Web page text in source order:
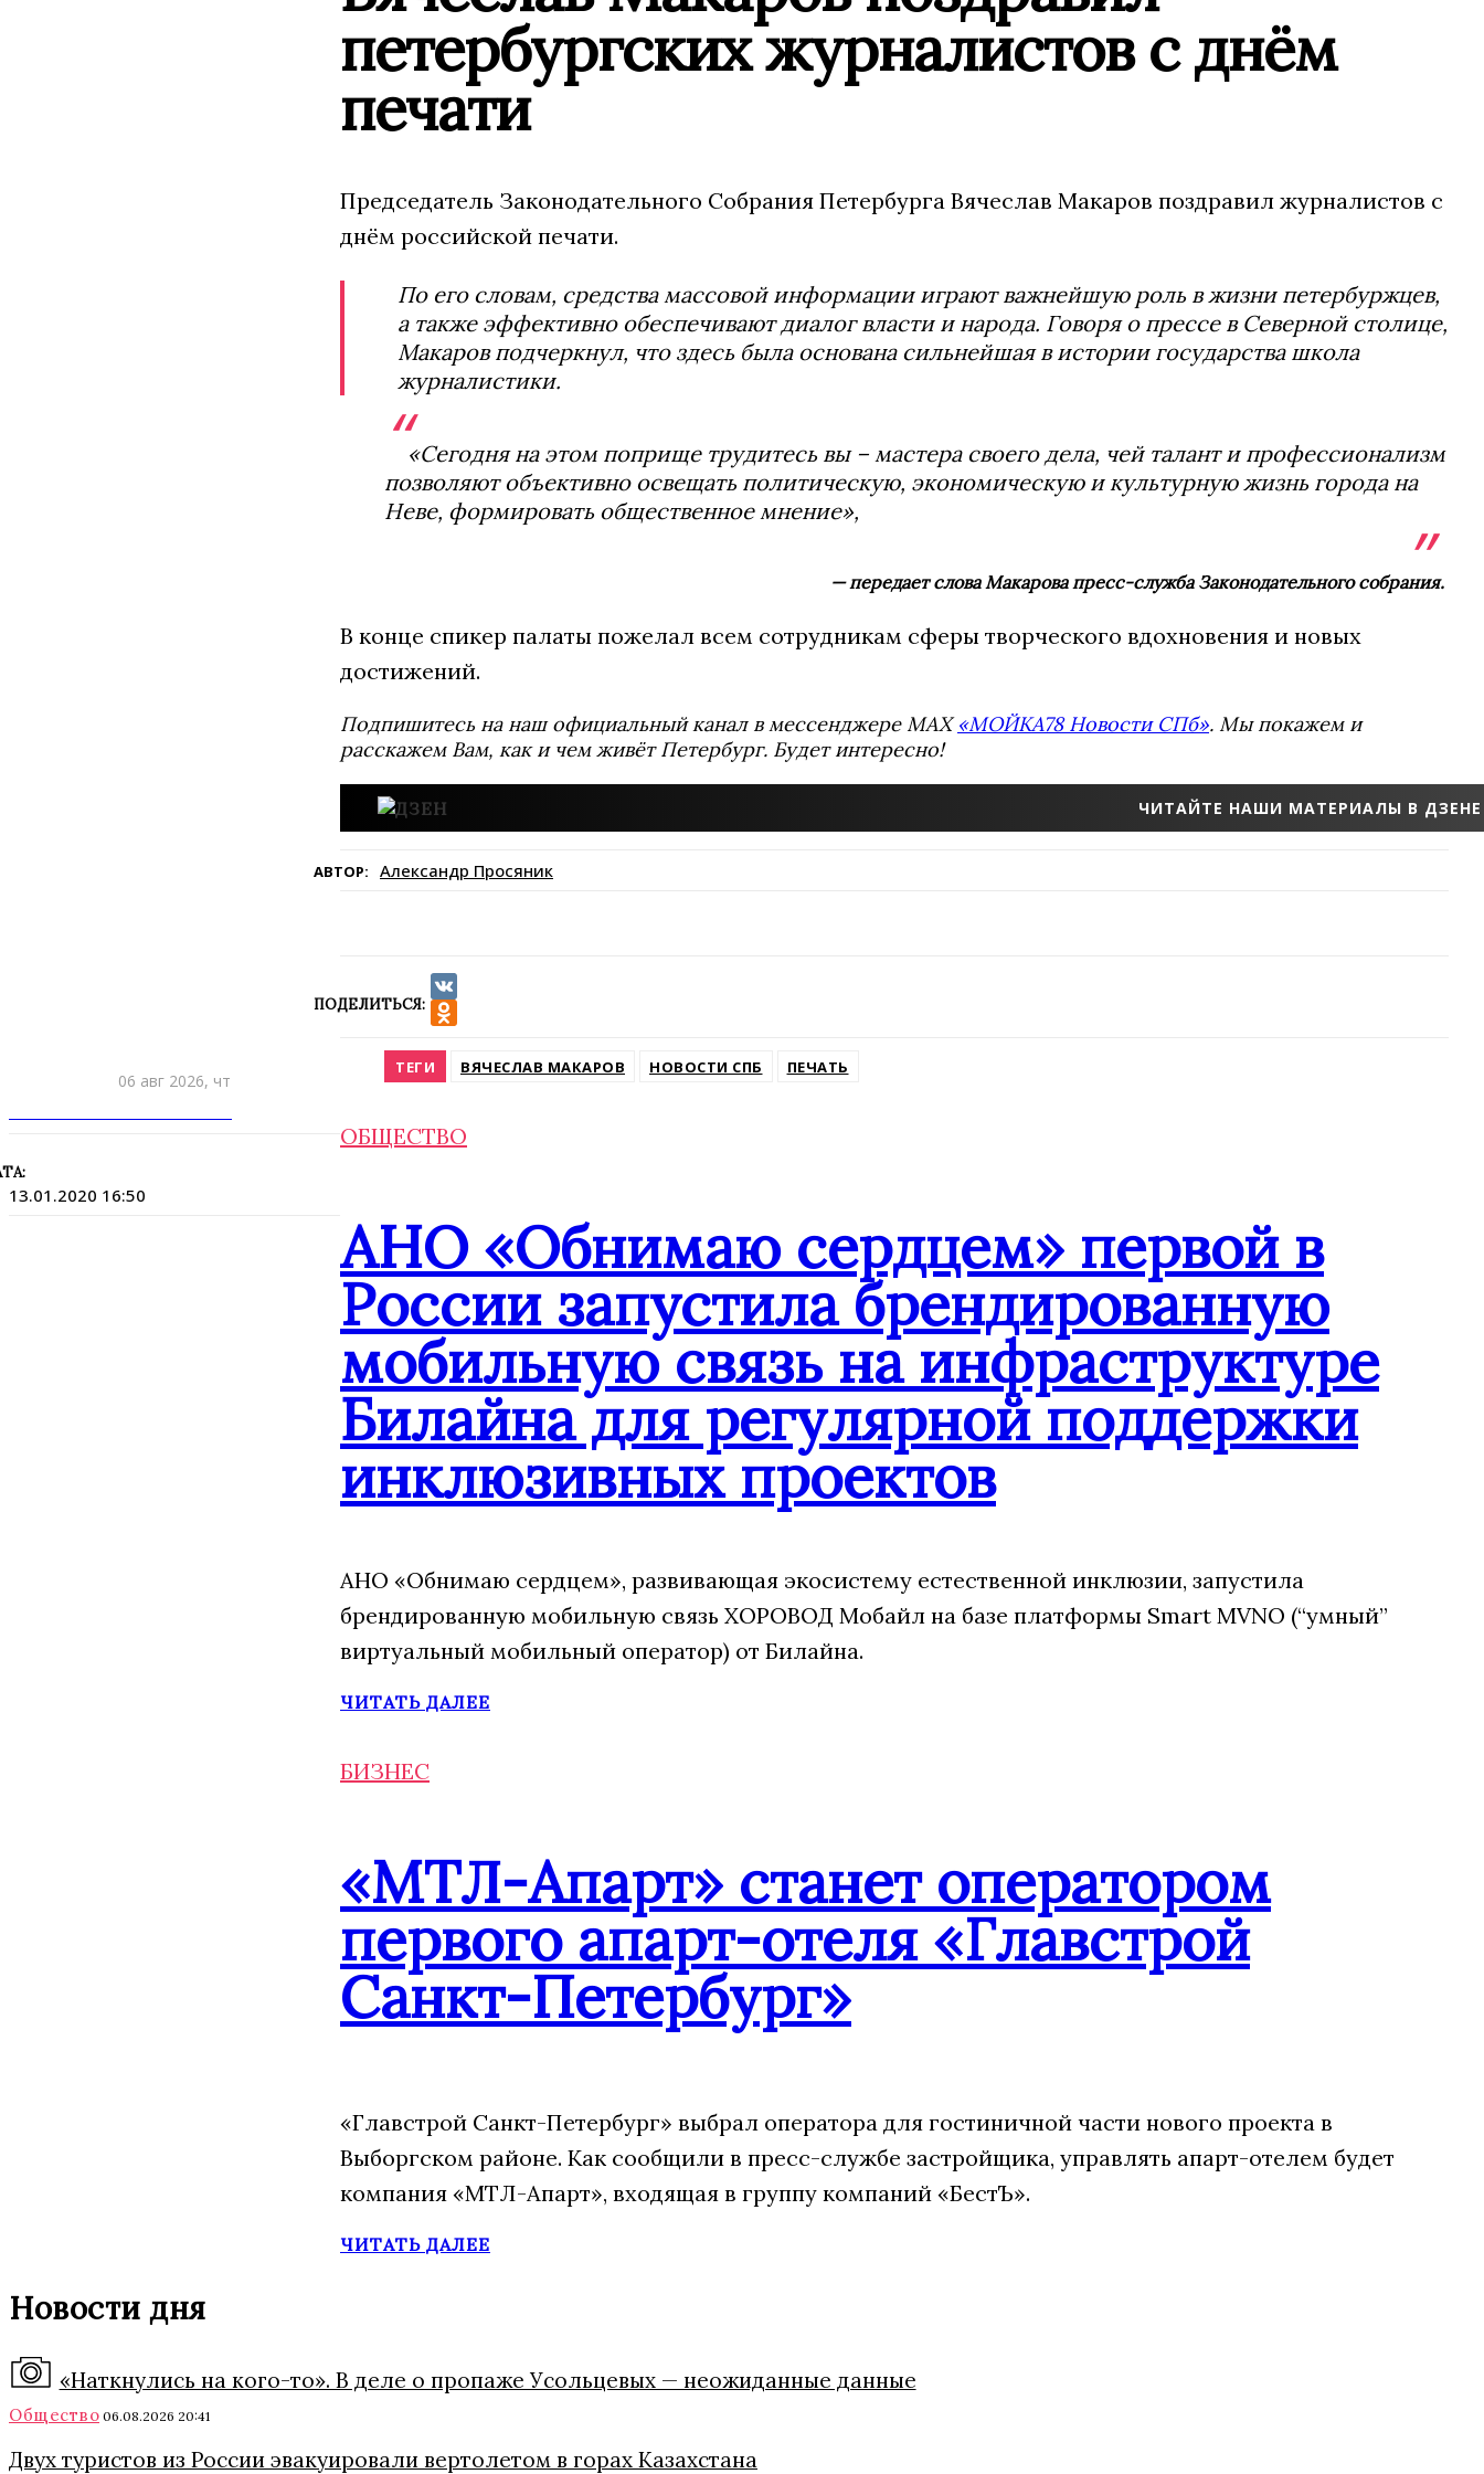
06 авг 2026, чт
13.01.2020 16:50
петербургских журналистов с днём
печати
Председатель Законодательного Собрания Петербурга Вячеслав Макаров поздравил журналистов с
днём российской печати.
По его словам, средства массовой информации играют важнейшую роль в жизни петербуржцев,
а также эффективно обеспечивают диалог власти и народа. Говоря о прессе в Северной столице,
Макаров подчеркнул, что здесь была основана сильнейшая в истории государства школа
журналистики.
«Сегодня на этом поприще трудитесь вы – мастера своего дела, чей талант и профессионализм
позволяют объективно освещать политическую, экономическую и культурную жизнь города на
Неве, формировать общественное мнение»,
— передает слова Макарова пресс-служба Законодательного собрания.
В конце спикер палаты пожелал всем сотрудникам сферы творческого вдохновения и новых
достижений.
Подпишитесь на наш официальный канал в мессенджере MAX«МОЙКА78 Новости СПб». Мы покажем и
расскажем Вам, как и чем живёт Петербург. Будет интересно!
ЧИТАЙТЕ НАШИ МАТЕРИАЛЫ В ДЗЕНЕ
АВТОР: Александр Просяник
ПОДЕЛИТЬСЯ:
VK
ТЕГИ ВЯЧЕСЛАВ МАКАРОВ НОВОСТИ СПБ ПЕЧАТЬ
ОБЩЕСТВО
АНО «Обнимаю сердцем» первой в
России запустила брендированную
мобильную связь на инфраструктуре
Билайна для регулярной поддержки
инклюзивных проектов
АНО «Обнимаю сердцем», развивающая экосистему естественной инклюзии, запустила
брендированную мобильную связь ХОРОВОД Мобайл на базе платформы Smart MVNO (“умный”
виртуальный мобильный оператор) от Билайна.
ЧИТАТЬ ДАЛЕЕ
БИЗНЕС
«МТЛ-Апарт» станет оператором
первого апарт-отеля «Главстрой
Санкт-Петербург»
«Главстрой Санкт-Петербург» выбрал оператора для гостиничной части нового проекта в
Выборгском районе. Как сообщили в пресс-службе застройщика, управлять апарт-отелем будет
компания «МТЛ-Апарт», входящая в группу компаний «БестЪ».
ЧИТАТЬ ДАЛЕЕ
Новости дня
«Наткнулись на кого-то». В деле о пропаже Усольцевых — неожиданные данные
Общество 06.08.2026 20:41
Двух туристов из России эвакуировали вертолетом в горах Казахстана